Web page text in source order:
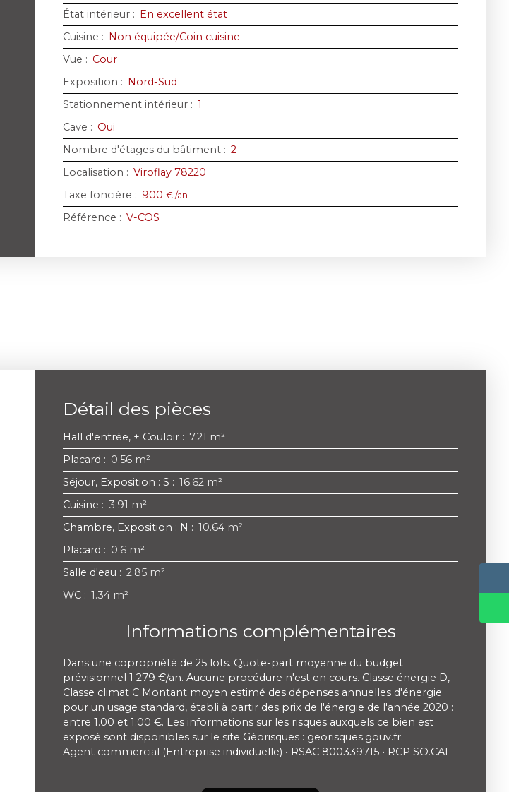
État intérieur : En excellent état
Cuisine : Non équipée/Coin cuisine
Vue : Cour
Exposition : Nord-Sud
Stationnement intérieur : 1
Cave : Oui
Nombre d'étages du bâtiment : 2
Localisation : Viroflay 78220
Taxe foncière : 900 € /an
Référence : V-COS
Détail des pièces
Hall d'entrée, + Couloir : 7.21 m²
Placard : 0.56 m²
Séjour, Exposition : S : 16.62 m²
Cuisine : 3.91 m²
Chambre, Exposition : N : 10.64 m²
Placard : 0.6 m²
Salle d'eau : 2.85 m²
WC : 1.34 m²
Informations complémentaires
Dans une copropriété de 25 lots. Quote-part moyenne du budget
prévisionnel 1 279 €/an. Aucune procédure n'est en cours. Classe énergie D,
Classe climat C Montant moyen estimé des dépenses annuelles d'énergie
pour un usage standard, établi à partir des prix de l'énergie de l'année 2020 :
entre 1.00 et 1.00 €. Les informations sur les risques auxquels ce bien est
exposé sont disponibles sur le site Géorisques : georisques.gouv.fr.
Agent commercial (Entreprise individuelle) • RSAC 800339715 • RCP SO.CAF